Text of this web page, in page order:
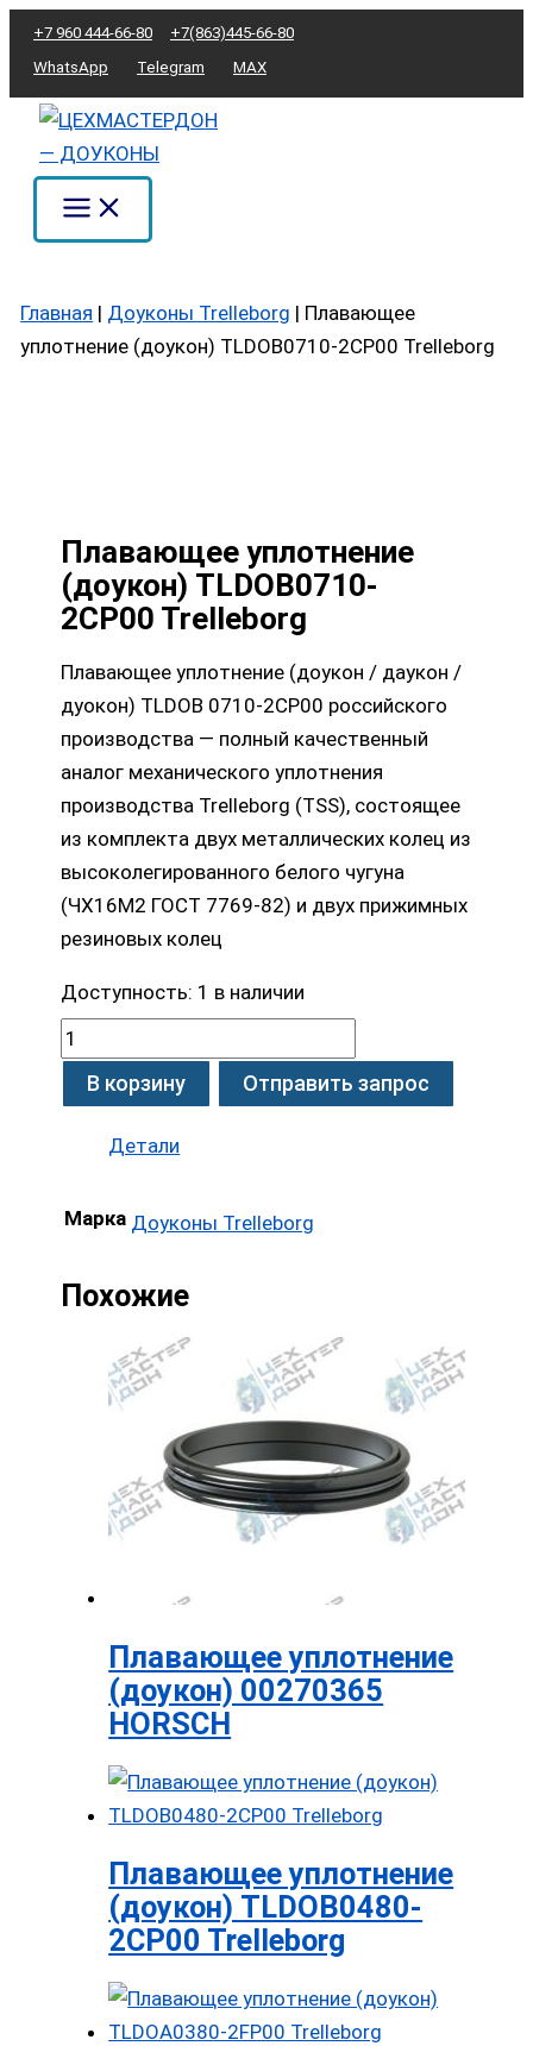
Перейти
содержимому
+7 960 444-66-80
+7(863)445-66-80
WhatsApp
Telegram MAX
Главная | Доуконы Trelleborg | Плавающее
уплотнение (доукон) TLDOB0710-2CP00 Trelleborg
Плавающее уплотнение
(доукон) TLDOB0710-
2CP00 Trelleborg
Плавающее уплотнение (доукон / даукон /
дуокон) TLDOB 0710-2CP00 российского
производства — полный качественный
аналог механического уплотнения
производства Trelleborg (TSS), состоящее
из комплекта двух металлических колец из
высоколегированного белого чугуна
(ЧХ16М2 ГОСТ 7769-82) и двух прижимных
резиновых колец
Доступность: 1 в наличии
Количество
Плавающее
уплотнение
(доукон)
TLDOB0710-
2CP00
Trelleborg
В корзину Отправить запрос
Детали
Марка Доуконы Trelleborg
Похожие
Плавающее уплотнение
(доукон) 00270365
HORSCH
Плавающее уплотнение
(доукон) TLDOB0480-
2CP00 Trelleborg